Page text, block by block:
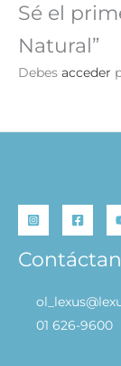
Sé el
Natural”
Debes acceder
01 626-9600